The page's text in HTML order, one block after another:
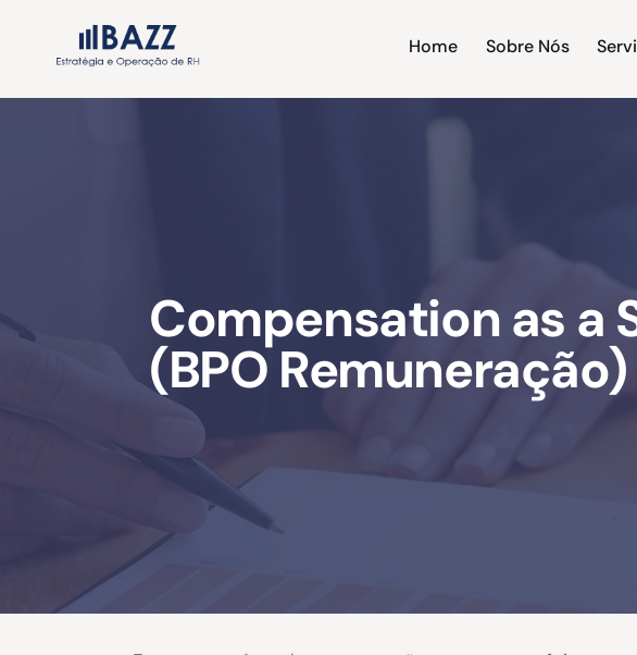
Home Sobre Nós
Compensation as a
(BPO Remuneração)